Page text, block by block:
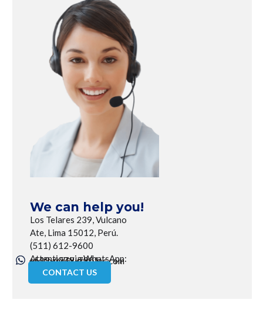
We can help you!
Los Telares 239, Vulcano
Ate, Lima 15012, Perú.
(511) 612-9600
Attention via WhatsApp:
+519-6579-7901
utecotec@utecotec.com
CONTACT US